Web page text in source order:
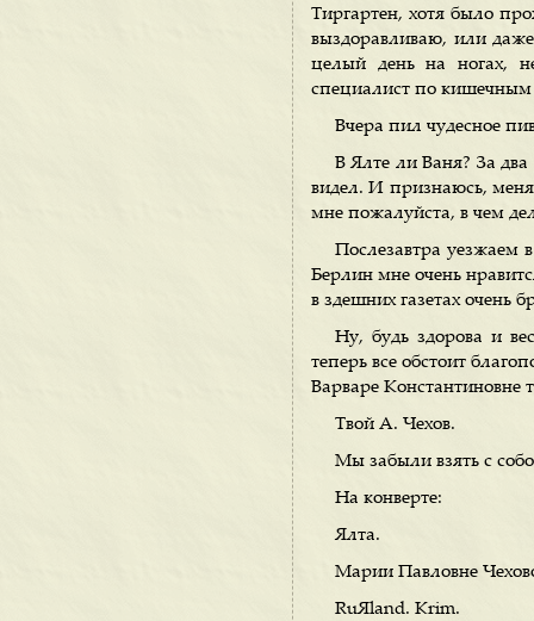
Тиргартен, хотя было
выздоравливаю, или
целый день на ногах,
специалист по кишечным
Вчера пил чудесное
В Ялте ли Ваня? За два
видел. И признаюсь,
мне пожалуйста, в чем
Послезавтра уезжаем
Берлин мне очень
в здешних газетах очень
Ну, будь здорова и
теперь все обстоит
Варваре Константиновне
Твой А. Чехов.
Мы забыли взять с
На конверте:
Ялта.
Марии Павловне
RuЯland. Krim.